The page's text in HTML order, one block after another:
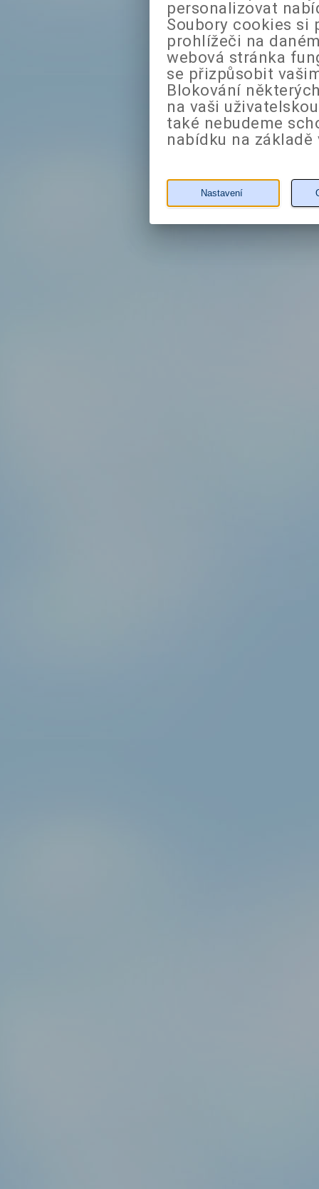
personalizovat
Soubory cookies si
prohlížeči na
webová stránka
se přizpůsobit
Blokování
na vaši
také nebudeme
nabídku na
Nastavení